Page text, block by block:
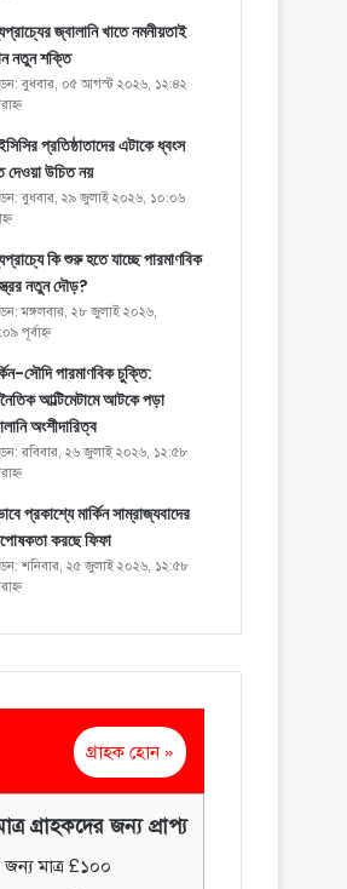
জ্বালানি খাতে নমনীয়তাই
নতুন শক্তি
বুধবার, ০৫ আগস্ট ২০২৬, ১২:৪২
প্রতিষ্ঠাতাদের এটাকে ধ্বংস
দেওয়া উচিত নয়
বুধবার, ২৯ জুলাই ২০২৬, ১০:০৬
কি শুরু হতে যাচ্ছে পারমাণবিক
নতুন দৌড়?
মঙ্গলবার, ২৮ জুলাই ২০২৬,
পূর্বাহ্ণ
সৌদি পারমাণবিক চুক্তি:
আল্টিমেটামে আটকে পড়া
অংশীদারিত্ব
রবিবার, ২৬ জুলাই ২০২৬, ১২:৫৮
প্রকাশ্যে মার্কিন সাম্রাজ্যবাদের
করছে ফিফা
শনিবার, ২৫ জুলাই ২০২৬, ১২:৫৮
গ্রাহক হোন »
গ্রাহকদের জন্য প্রাপ্য
মাত্র £১০০